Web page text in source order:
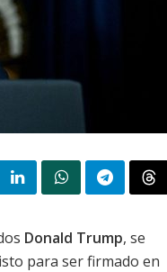
Donald Trump, se
para ser firmado en